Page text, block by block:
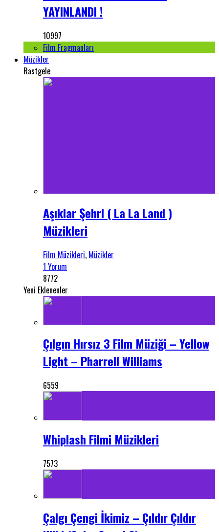
YAYINLANDI !
10997
Film Fragmanları
Müzikler
Rastgele
Aşıklar Şehri ( La La Land )
Müzikleri
Film Müzikleri, Müzikler
1 Yorum
8772
Yeni Eklenenler
Çılgın Hırsız 3 Film Müziği – Yellow
Light – Pharrell Williams
6559
Whiplash Filmi Müzikleri
7573
Çalgı Çengi İkimiz – Çıldır Çıldır